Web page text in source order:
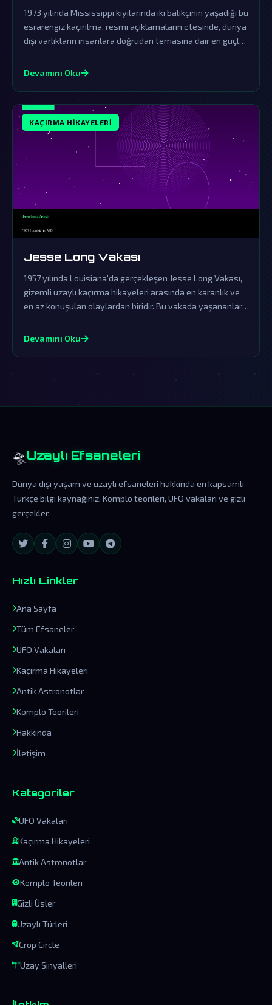
1973 yılında Mississippi kıyılarında iki balıkçının yaşadığı bu
esrarengiz kaçırılma, resmi açıklamaların ötesinde, dünya
dışı varlıkların insanlara doğrudan temasına dair en güçlü
yaşananların gerçekliği, paranormal olayları anlamaya
Devamını Oku
KAÇIRMA HIKAYELERI
Jesse Long Vakası
1957 yılında Louisiana'da gerçekleşen Jesse Long Vakası,
gizemli uzaylı kaçırma hikayeleri arasında en karanlık ve
en az konuşulan olaylardan biridir. Bu vakada yaşananlar,
yaşamın varlığına dair güçlü işaretler sunmaktadır.
Devamını Oku
🛸 Uzaylı Efsaneleri
Dünya dışı yaşam ve uzaylı efsaneleri hakkında en kapsamlı
Türkçe bilgi kaynağınız. Komplo teorileri, UFO vakaları ve gizli
gerçekler.
Hızlı Linkler
Ana Sayfa
Tüm Efsaneler
UFO Vakaları
Kaçırma Hikayeleri
Antik Astronotlar
Komplo Teorileri
Hakkında
İletişim
Kategoriler
UFO Vakaları
Kaçırma Hikayeleri
Antik Astronotlar
Komplo Teorileri
Gizli Üsler
Uzaylı Türleri
Crop Circle
Uzay Sinyalleri